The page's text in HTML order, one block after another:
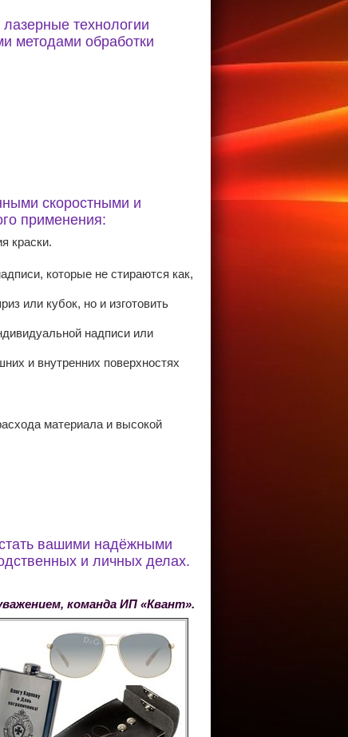
технологии
методами обработки
скоростными и
применения:
краски.
которые не стираются как,
или кубок, но и изготовить
надписи или
и внутренних поверхностях
материала и высокой
вашими надёжными
и личных делах.
ИП «Квант».